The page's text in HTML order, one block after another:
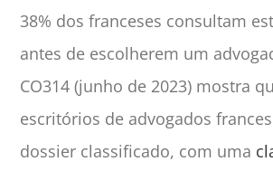
38% dos franceses consultam
antes de escolherem um
CO314 (junho de 2023) mostra
escritórios de advogados
dossier classificado, com uma